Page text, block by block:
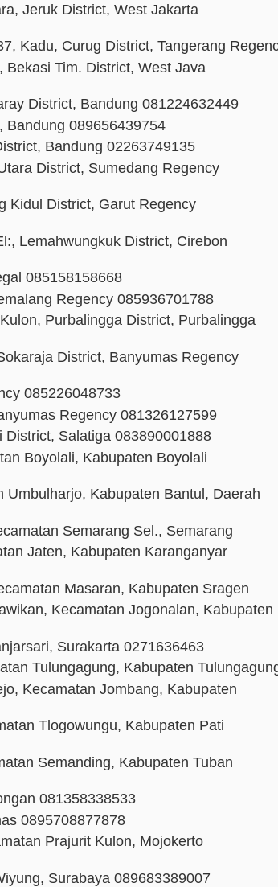
Jeruk District, West Jakarta
Kadu, Curug District, Tangerang
Tim. District, West Java
District, Bandung 081224632449
Bandung 089656439754
Bandung 02263749135
District, Sumedang Regency
Kidul District, Garut Regency
Lemahwungkuk District, Cirebon
085158158668
Regency 085936701788
Purbalingga District, Purbalingga
District, Banyumas Regency
085226048733
Regency 081326127599
Salatiga 083890001888
Boyolali, Kabupaten Boyolali
Kabupaten Bantul, Daerah
Semarang Sel., Semarang
Jaten, Kabupaten Karanganyar
Masaran, Kabupaten Sragen
Kecamatan Jogonalan, Kabupaten
Surakarta 0271636463
Tulungagung, Kabupaten
Kecamatan Jombang, Kabupaten
Tlogowungu, Kabupaten Pati
Semanding, Kabupaten Tuban
081358338533
0895708877878
Prajurit Kulon, Mojokerto
Surabaya 089683389007